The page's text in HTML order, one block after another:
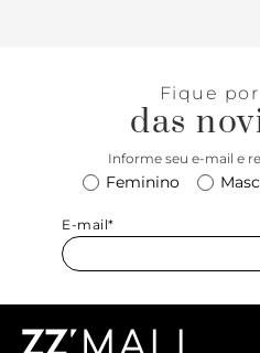
Fique
das
Informe seu e-mail e
Feminino
E-mail*